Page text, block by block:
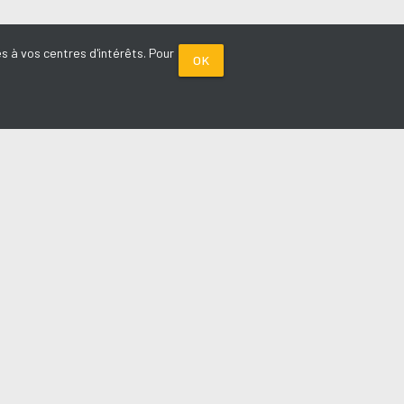
à vos centres d'intérêts. Pour
OK